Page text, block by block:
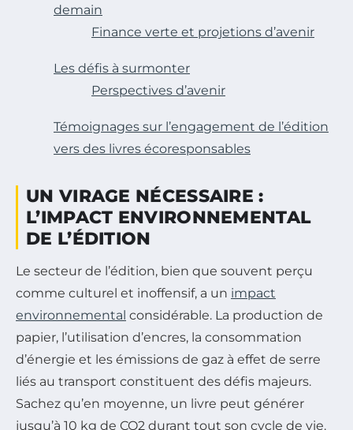
demain
Finance verte et projetions d’avenir
Les défis à surmonter
Perspectives d’avenir
Témoignages sur l’engagement de l’édition
vers des livres écoresponsables
UN VIRAGE NÉCESSAIRE :
L’IMPACT ENVIRONNEMENTAL
DE L’ÉDITION
Le secteur de l’édition, bien que souvent perçu
comme culturel et inoffensif, a un impact
environnemental considérable. La production de
papier, l’utilisation d’encres, la consommation
d’énergie et les émissions de gaz à effet de serre
liés au transport constituent des défis majeurs.
Sachez qu’en moyenne, un livre peut générer
jusqu’à 10 kg de CO2 durant tout son cycle de vie.